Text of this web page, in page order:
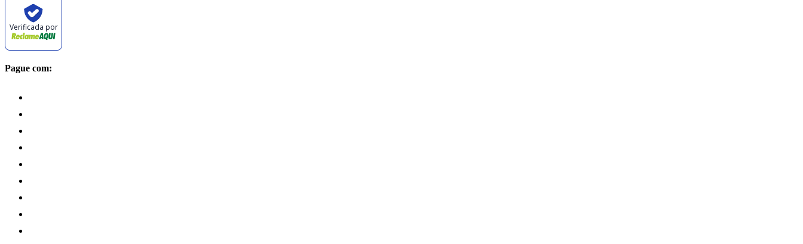
Verificada por
Pague com: